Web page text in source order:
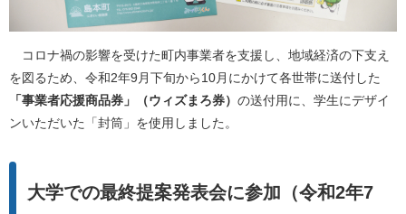
コロナ禍の影響を受けた町内事業者を支援し、地域経済の下支え
を図るため、令和2年9月下旬から10月にかけて各世帯に送付した
「事業者応援商品券」（ウィズまろ券） の送付用に、学生にデザイ
ンいただいた「封筒」を使用しました。
大学での最終提案発表会に参加（令和2年7